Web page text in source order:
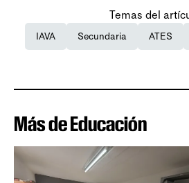
Temas del
IAVA Secundaria ATES
Más de Educación